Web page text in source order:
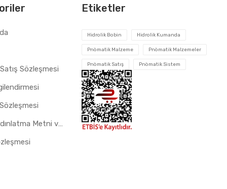
Sözleşmesi
Etiketler
Hidrolik Bobin Hidrolik Kumanda
Pnömatik Malzeme Pnömatik Malzemeler
Pnömatik Satış Pnömatik Sistem